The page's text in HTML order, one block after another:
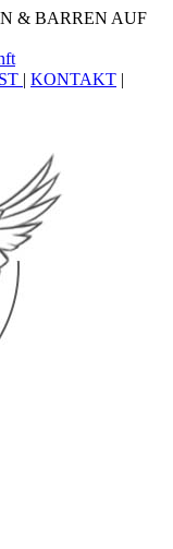
& BARREN AUF
| KONTAKT |